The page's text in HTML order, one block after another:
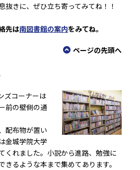
抜きに、ぜひ立ち寄ってみてね！！
先は南図書館の案内をみてね。
ページの先頭へ
ズコーナーは
前の壁側の通
配布物が置い
金城学院大学
くれました。小説から進路、勉強に
きるような本まで集めてあります。